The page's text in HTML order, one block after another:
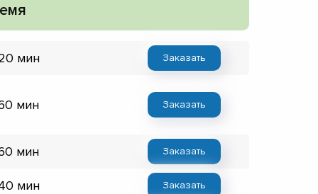
мин Заказать
мин Заказать
мин Заказать
мин Заказать